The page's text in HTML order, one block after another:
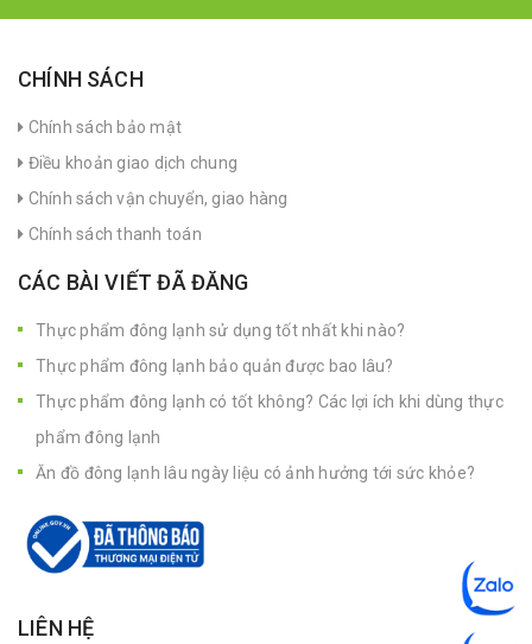
CHÍNH SÁCH
Chính sách bảo mật
Điều khoản giao dịch chung
Chính sách vận chuyển, giao hàng
Chính sách thanh toán
CÁC BÀI VIẾT ĐÃ ĐĂNG
Thực phẩm đông lạnh sử dụng tốt nhất khi nào?
Thực phẩm đông lạnh bảo quản được bao lâu?
Thực phẩm đông lạnh có tốt không? Các lợi ích khi dùng thực
phẩm đông lạnh
Ăn đồ đông lạnh lâu ngày liệu có ảnh hưởng tới sức khỏe?
LIÊN HỆ